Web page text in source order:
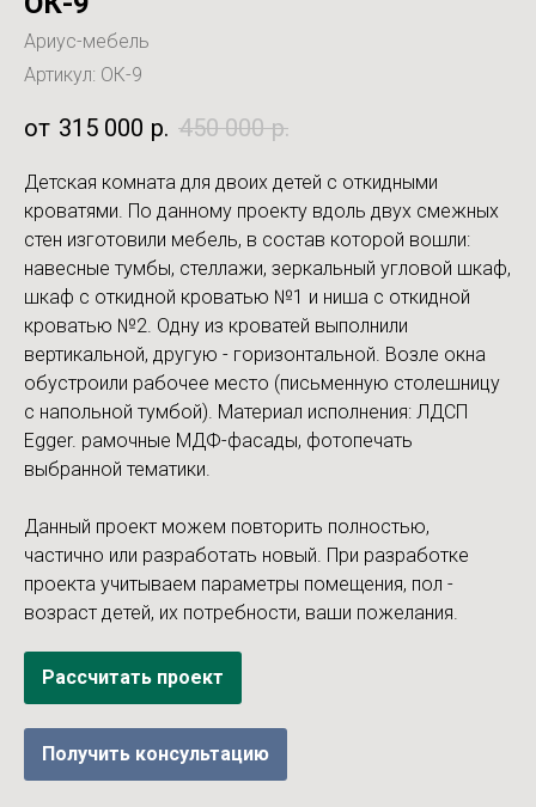
Ариус-мебель
Артикул: ОК-9
315 000 р. 450 000 р.
Детская комната для двоих детей с откидными
кроватями. По данному проекту вдоль двух смежных
стен изготовили мебель, в состав которой вошли:
навесные тумбы, стеллажи, зеркальный угловой шкаф,
шкаф с откидной кроватью №1 и ниша с откидной
кроватью №2. Одну из кроватей выполнили
вертикальной, другую - горизонтальной. Возле окна
обустроили рабочее место (письменную столешницу
с напольной тумбой). Материал исполнения: ЛДСП
Egger. рамочные МДФ-фасады, фотопечать
выбранной тематики.
Данный проект можем повторить полностью,
частично или разработать новый. При разработке
проекта учитываем параметры помещения, пол -
возраст детей, их потребности, ваши пожелания.
Рассчитать проект
Получить консультацию